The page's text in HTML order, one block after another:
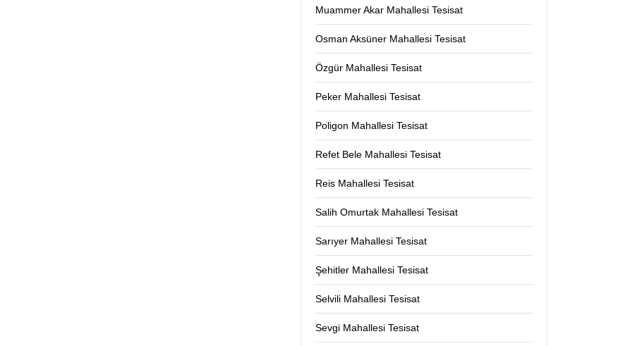
Muammer Akar Mahallesi Tesisat
Osman Aksüner Mahallesi Tesisat
Özgür Mahallesi Tesisat
Peker Mahallesi Tesisat
Poligon Mahallesi Tesisat
Refet Bele Mahallesi Tesisat
Reis Mahallesi Tesisat
Salih Omurtak Mahallesi Tesisat
Sarıyer Mahallesi Tesisat
Şehitler Mahallesi Tesisat
Selvili Mahallesi Tesisat
Sevgi Mahallesi Tesisat